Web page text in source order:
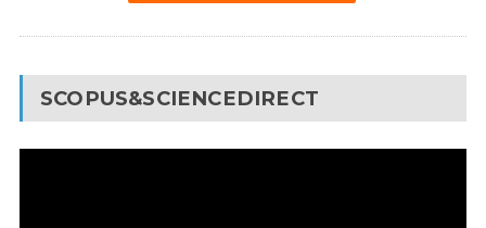
SCOPUS&SCIENCEDIRECT